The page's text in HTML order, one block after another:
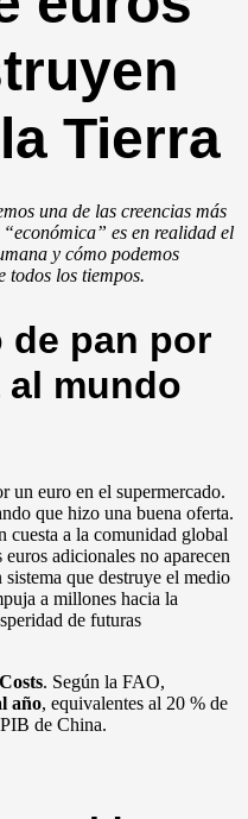
Tierra
una de las creencias más
es en realidad el
y cómo podemos
los tiempos.
de pan por
mundo
un euro en el supermercado.
que hizo una buena oferta.
cuesta a la comunidad global
euros adicionales no aparecen
que destruye el medio
a millones hacia la
de futuras
. Según la FAO,
año, equivalentes al 20 % de
de China.